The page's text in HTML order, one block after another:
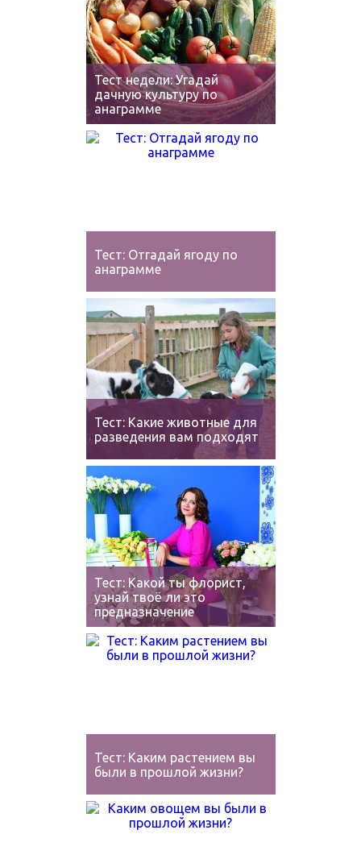
Тест недели: Угадай
дачную культуру по
анаграмме
Тест: Отгадай ягоду по
анаграмме
Тест: Какие животные для
разведения вам подходят
Тест: Какой ты флорист,
узнай твоё ли это
предназначение
Тест: Каким растением вы
были в прошлой жизни?